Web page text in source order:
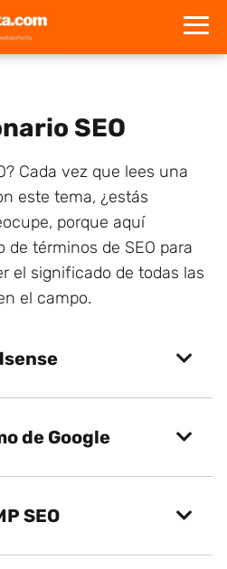
SEO
Cada vez que lees una
este tema, ¿estás
porque aquí
de términos de SEO para
el significado de todas las
el campo.
de Google
SEO